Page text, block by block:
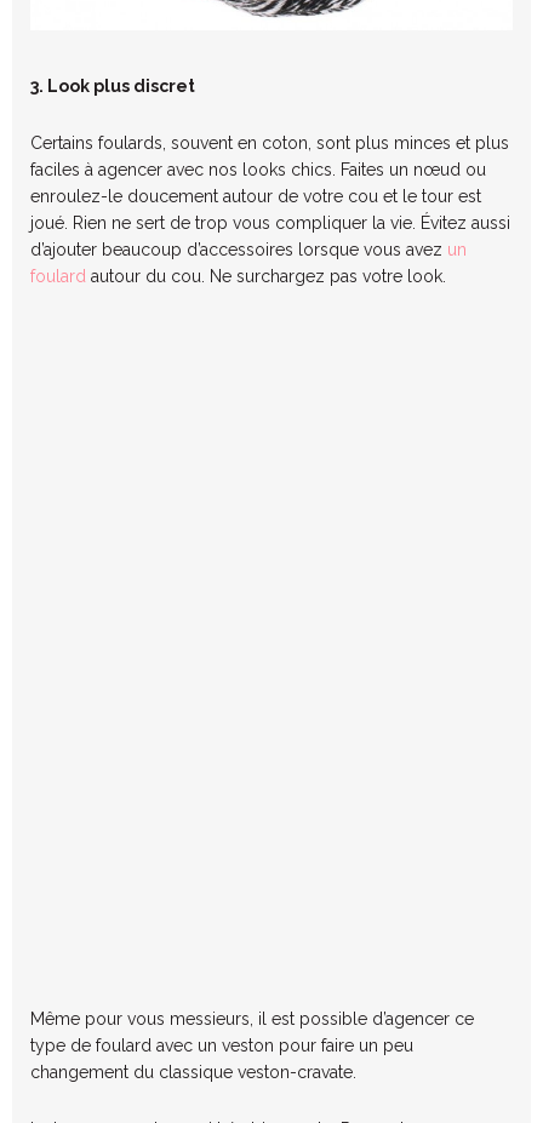
3. Look plus discret
Certains foulards, souvent en coton, sont plus minces et plus
faciles à agencer avec nos looks chics. Faites un nœud ou
enroulez-le doucement autour de votre cou et le tour est
joué. Rien ne sert de trop vous compliquer la vie. Évitez aussi
d’ajouter beaucoup d’accessoires lorsque vous avez un
foulard autour du cou. Ne surchargez pas votre look.
Même pour vous messieurs, il est possible d’agencer ce
type de foulard avec un veston pour faire un peu
changement du classique veston-cravate.